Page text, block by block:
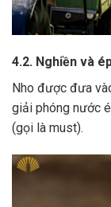
4.2. Nghiền và
Nho được đưa
giải phóng nước
(gọi là must).